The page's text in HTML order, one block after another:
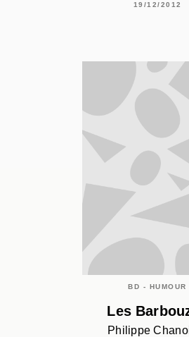
19/12/2012
BD - HUMOUR
Les
Philippe